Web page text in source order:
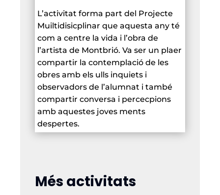
L’activitat forma part del Projecte
Muiltidisicplinar que aquesta any té
com a centre la vida i l’obra de
l’artista de Montbrió. Va ser un plaer
compartir la contemplació de les
obres amb els ulls inquiets i
observadors de l’alumnat i també
compartir conversa i percecpions
amb aquestes joves ments
despertes.
Més activitats